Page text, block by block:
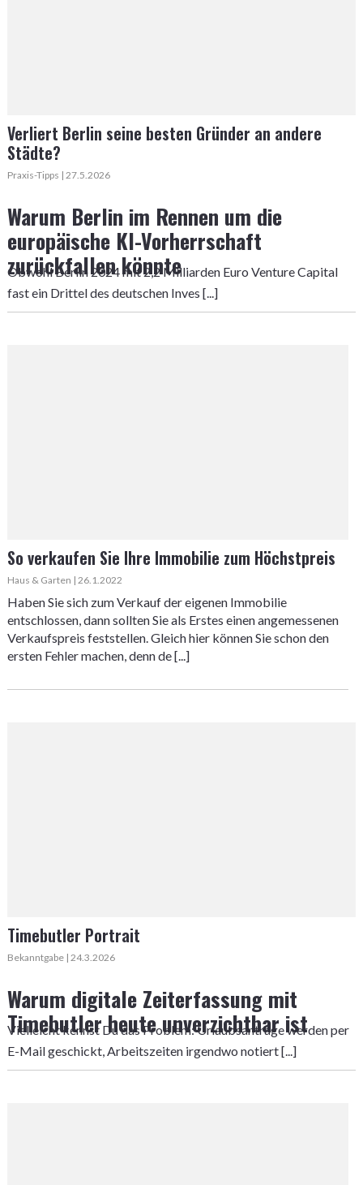
Verliert Berlin seine besten Gründer an andere
Städte?
Praxis-Tipps | 27.5.2026
Warum Berlin im Rennen um die
europäische KI-Vorherrschaft
zurückfallen könnte
Obwohl Berlin 2024 mit 2,2 Milliarden Euro Venture Capital
fast ein Drittel des deutschen Inves [...]
So verkaufen Sie Ihre Immobilie zum Höchstpreis
Haus & Garten | 26.1.2022
Haben Sie sich zum Verkauf der eigenen Immobilie
entschlossen, dann sollten Sie als Erstes einen angemessenen
Verkaufspreis feststellen. Gleich hier können Sie schon den
ersten Fehler machen, denn de [...]
Timebutler Portrait
Bekanntgabe | 24.3.2026
Warum digitale Zeiterfassung mit
Timebutler heute unverzichtbar ist
Vielleicht kennst Du das Problem: Urlaubsanträge werden per
E-Mail geschickt, Arbeitszeiten irgendwo notiert [...]